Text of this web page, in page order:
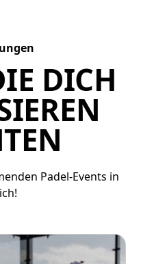
DICH
Padel-Events in